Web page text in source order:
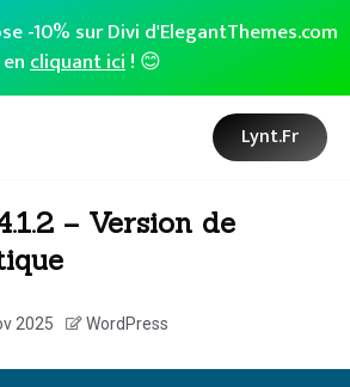
-10% sur Divi d'ElegantThemes.com
encliquant ici! 😊
Lynt.fr
– Version de
2025 WordPress